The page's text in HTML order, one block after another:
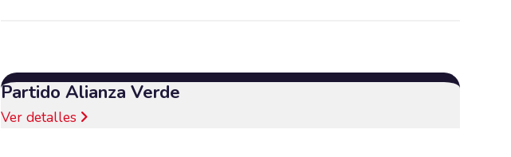
Partido Alianza Verde
Ver detalles